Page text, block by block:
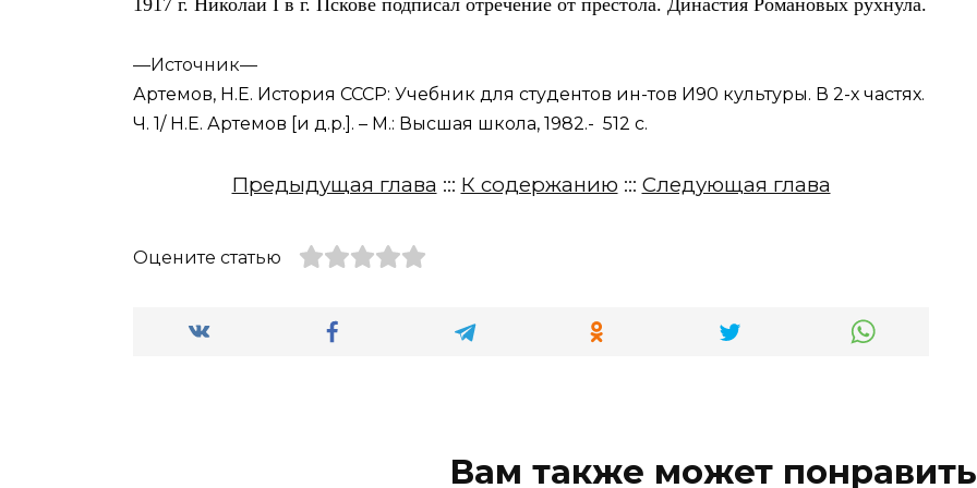
1917 г. Николай I в г. Пскове подписал отречение от престола. Династия Романовых рухнула.
—Источник—
Артемов, Н.Е. История СССР: Учебник для студентов ин-тов И90 культуры. В 2-х частях.
Ч. 1/ Н.Е. Артемов [и д.р.]. – М.: Высшая школа, 1982.- 512 с.
Предыдущая глава ::: К содержанию ::: Следующая глава
Оцените статью
Вам также может